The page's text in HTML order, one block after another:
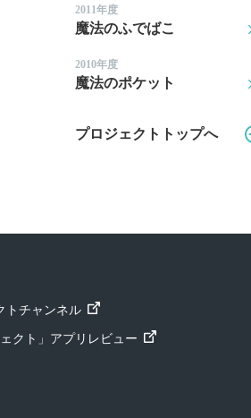
2011年度
魔法のふでばこ
2010年度
魔法のポケット
プロジェクトトップへ
トチャンネル
クト」アプリレビュー